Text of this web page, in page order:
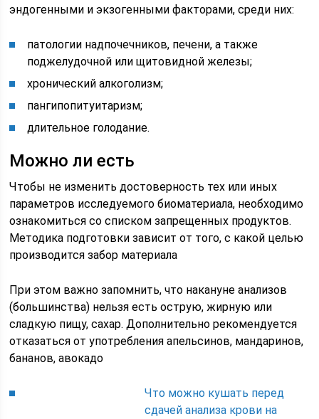
эндогенными и экзогенными факторами, среди них:
патологии надпочечников, печени, а также
поджелудочной или щитовидной железы;
хронический алкоголизм;
пангипопитуитаризм;
длительное голодание.
Можно ли есть
Чтобы не изменить достоверность тех или иных
параметров исследуемого биоматериала, необходимо
ознакомиться со списком запрещенных продуктов.
Методика подготовки зависит от того, с какой целью
производится забор материала
При этом важно запомнить, что накануне анализов
(большинства) нельзя есть острую, жирную или
сладкую пищу, сахар. Дополнительно рекомендуется
отказаться от употребления апельсинов, мандаринов,
бананов, авокадо
Что можно кушать перед
сдачей анализа крови на